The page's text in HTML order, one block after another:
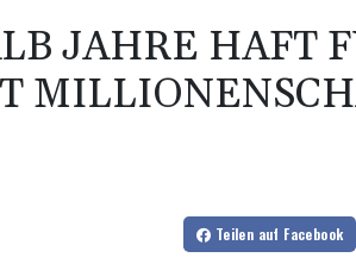
JAHRE HAFT
Teilen auf Facebook